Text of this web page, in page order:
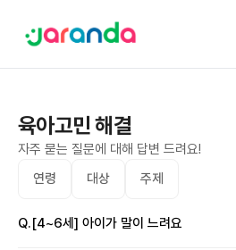
육아고민 해결
자주 묻는 질문에 대해 답변 드려요!
연령
대상 주제
Q.[4~6세] 아이가 말이 느려요